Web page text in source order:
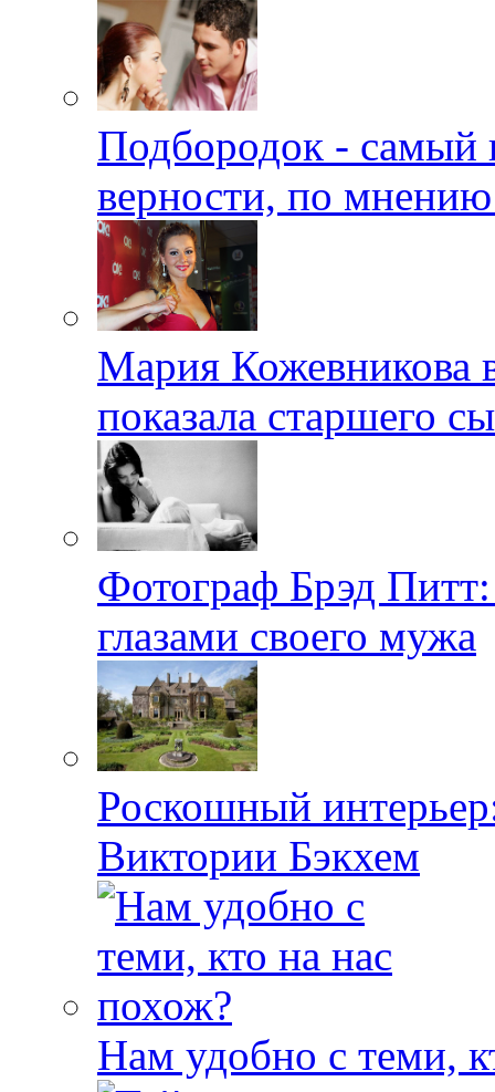
Подбородок - самый
верности, по
Мария Кожевникова
показала старшего
Фотограф Брэд
глазами своего мужа
Роскошный
Виктории Бэкхем
Нам удобно с теми,